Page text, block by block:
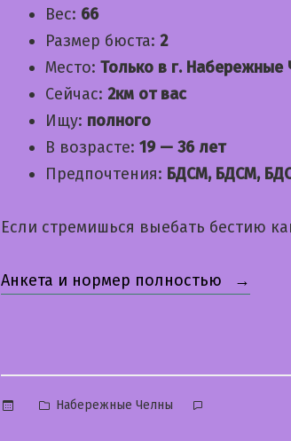
Вес: 66
Размер бюста: 2
Место: Только в г. Набережные
Сейчас: 2км от вас
Ищу: полного
В возрасте: 19 — 36 лет
Предпочтения: БДСМ, БДСМ,
Если стремишься выебать бестию
Анкета и нормер полностью «Лида»
Опубликовано
Набережные Челны